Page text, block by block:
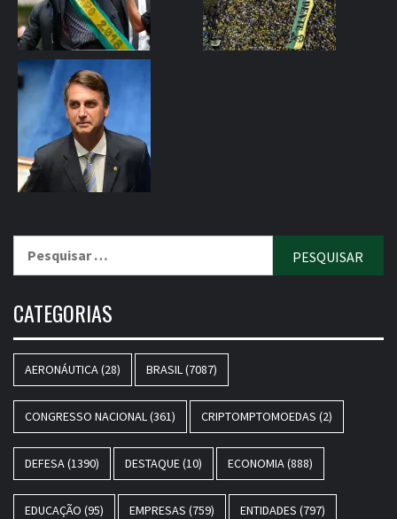
por:
CATEGORIAS
AERONÁUTICA (28) BRASIL (7087)
CONGRESSO NACIONAL (361) CRIPTOMPTOMOEDAS (2)
DEFESA (1390) DESTAQUE(10) ECONOMIA (888)
EDUCAÇÃO (95) EMPRESAS (759) ENTIDADES (797)